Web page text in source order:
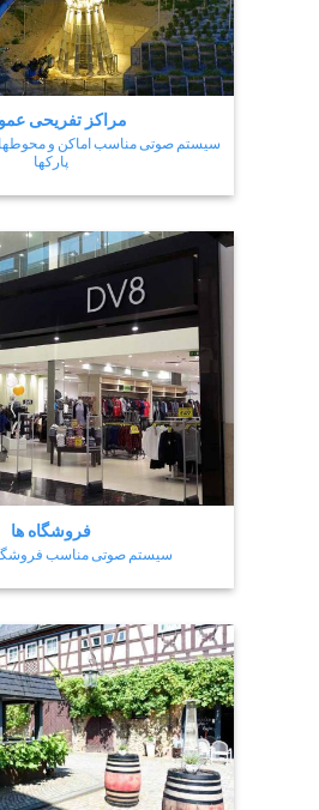
مراکز تفریحی
سیستم صوتی مناسب اماکن و
پارکها
فروشگاه ها
سیستم صوتی مناسب